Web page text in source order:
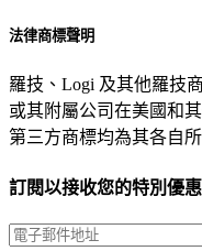
法律商標聲明
羅技、Logi 及其他羅技
或其附屬公司在美國和
第三方商標均為其各自
訂閱以接收您的特別優